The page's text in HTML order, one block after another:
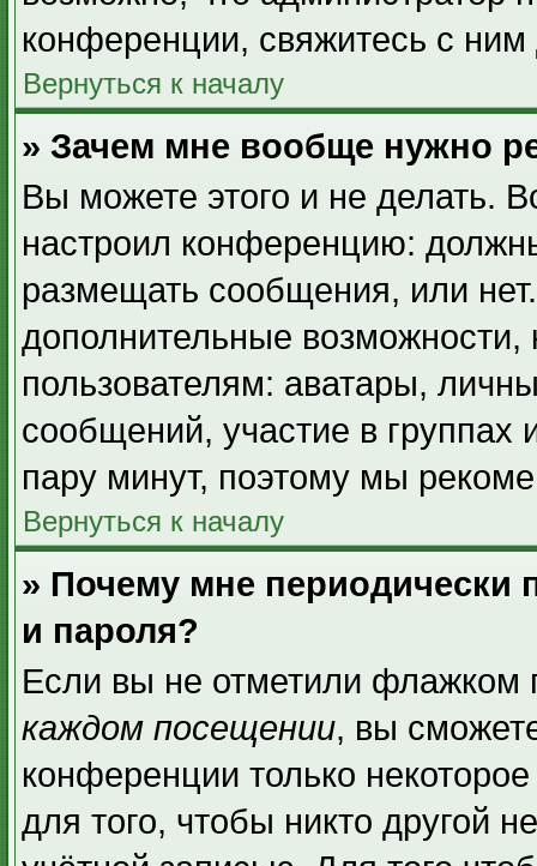
конференции, свяжитесь с
Вернуться к началу
» Зачем мне вообще нужно
Вы можете этого и не делать.
настроил конференцию:
размещать сообщения, или
дополнительные
пользователям: аватары,
сообщений, участие в группах
пару минут, поэтому мы
Вернуться к началу
» Почему мне периодически
и пароля?
Если вы не отметили флажком
каждом посещении, вы
конференции только
для того, чтобы никто другой